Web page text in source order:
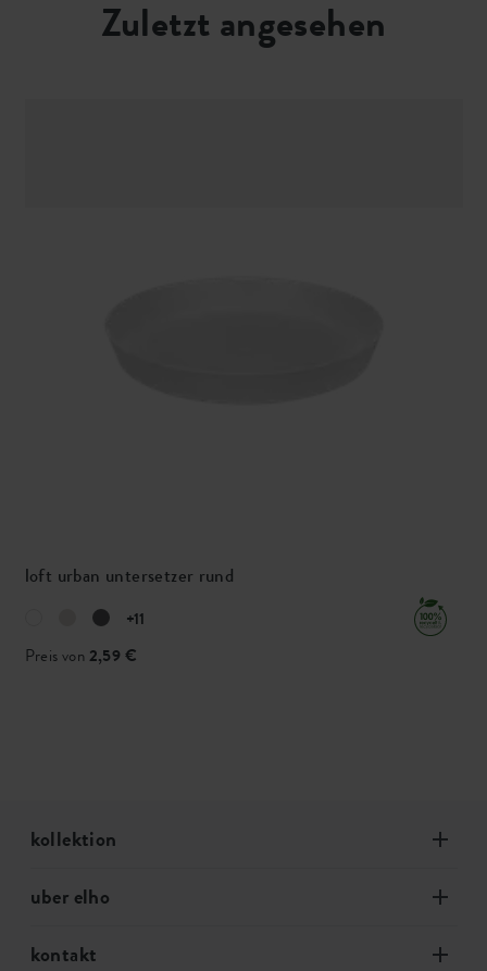
Zuletzt angesehen
loft urban untersetzer rund
+11
Preis von 2,59 €
kollektion
uber elho
kontakt